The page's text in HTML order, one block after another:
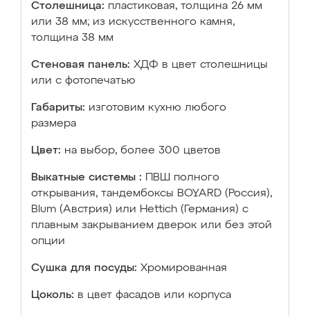
Столешница: пластиковая, толщина 26 мм
или 38 мм; из искусственного камня,
толщина 38 мм
Стеновая панель: ХДФ в цвет столешницы
или с фотопечатью
Габариты: изготовим кухню любого
размера
Цвет: на выбор, более 300 цветов
Выкатные системы :
ПВШ полного
открывания, тандембоксы BOYARD (Россия),
Blum (Австрия) или Hettich (Германия) с
плавным закрыванием дверок или без этой
опции
Сушка для посуды: Хромированная
Цоколь: в цвет фасадов или корпуса